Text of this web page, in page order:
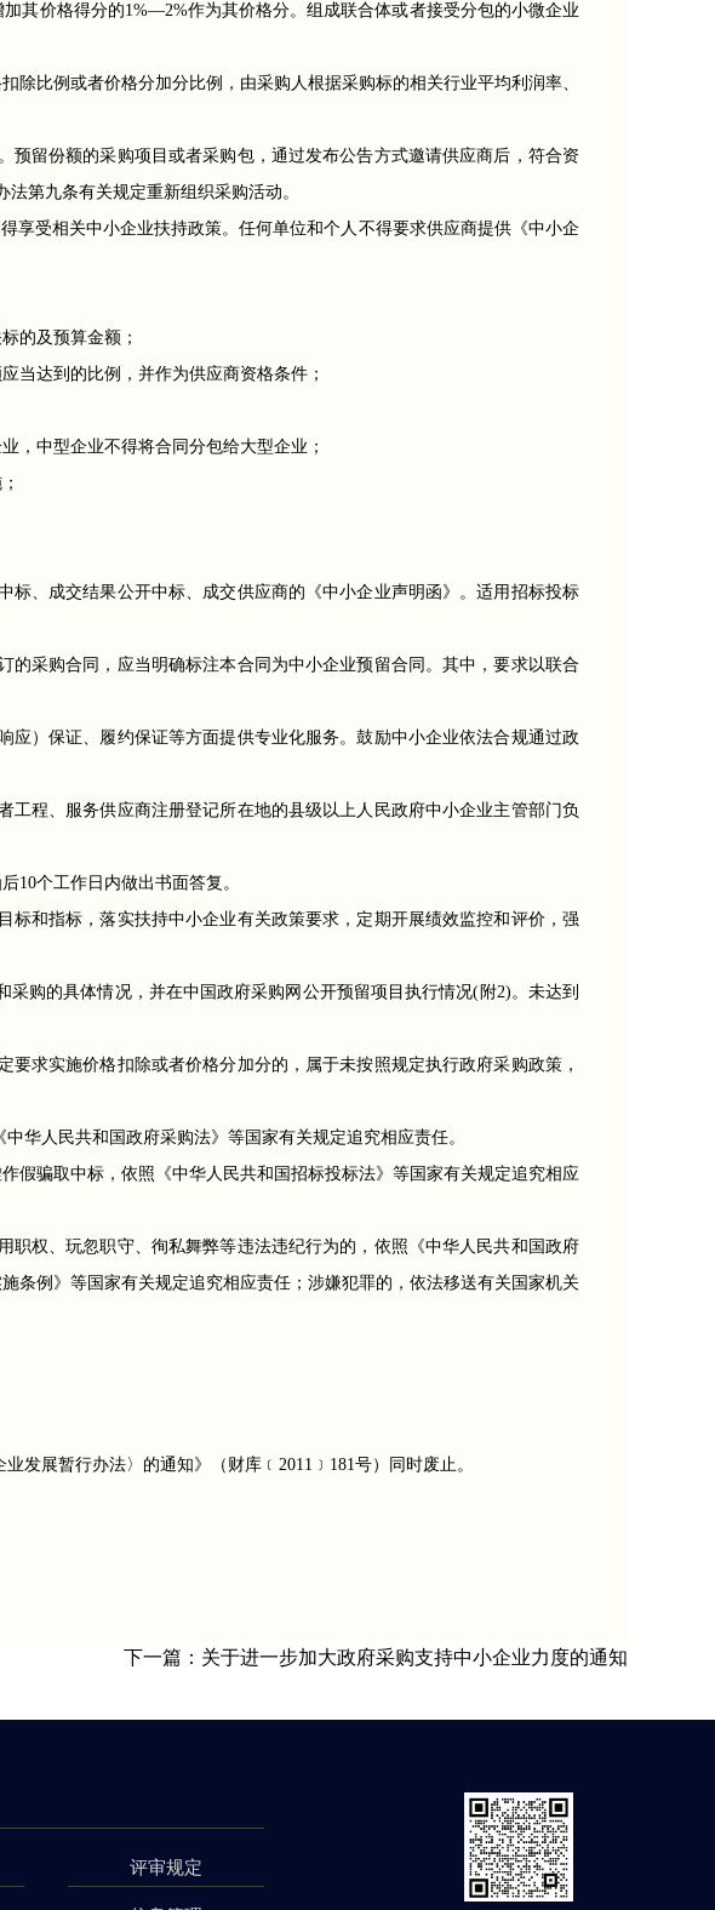
其价格得分的1%—2%作为其价格分。组成联合体或者接受分包的小微企业
比例或者价格分加分比例，由采购人根据采购标的相关行业平均利润率、
留份额的采购项目或者采购包，通过发布公告方式邀请供应商后，符合资
第九条有关规定重新组织采购活动。
享受相关中小企业扶持政策。任何单位和个人不得要求供应商提供《中小企
的及预算金额；
当达到的比例，并作为供应商资格条件；
，中型企业不得将合同分包给大型企业；
、成交结果公开中标、成交供应商的《中小企业声明函》。适用招标投标
采购合同，应当明确标注本合同为中小企业预留合同。其中，要求以联合
）保证、履约保证等方面提供专业化服务。鼓励中小企业依法合规通过政
程、服务供应商注册登记所在地的县级以上人民政府中小企业主管部门负
10个工作日内做出书面答复。
和指标，落实扶持中小企业有关政策要求，定期开展绩效监控和评价，强
购的具体情况，并在中国政府采购网公开预留项目执行情况(附2)。未达到
求实施价格扣除或者价格分加分的，属于未按照规定执行政府采购政策，
华人民共和国政府采购法》等国家有关规定追究相应责任。
假骗取中标，依照《中华人民共和国招标投标法》等国家有关规定追究相应
权、玩忽职守、徇私舞弊等违法违纪行为的，依照《中华人民共和国政府
条例》等国家有关规定追究相应责任；涉嫌犯罪的，依法移送有关国家机关
发展暂行办法〉的通知》（财库﹝2011﹞181号）同时废止。
下一篇：关于进一步加大政府采购支持中小企业力度的通知
评审规定